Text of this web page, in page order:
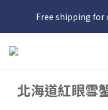
日本接近假期，貨源較
貨，請
Free shipping for
日本接近假期，貨源較
貨，請
北海道紅眼雪